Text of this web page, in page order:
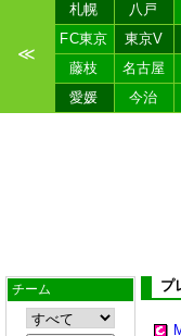
≪
札幌 八戸
FC東京
東京V
藤枝
名古屋
愛媛
今治
チーム プ